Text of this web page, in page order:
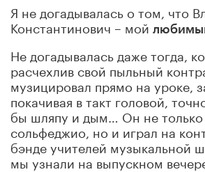
Я не догадывалась о том, что
Константинович – мой
Не догадывалась даже тогда,
расчехлив свой пыльный
музицировал прямо на уроке,
покачивая в такт головой,
бы шляпу и дым… Он не только
сольфеджио, но и играл на
бэнде учителей музыкальной
мы узнали на выпускном